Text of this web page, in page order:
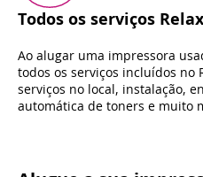
Todos os serviços
Ao alugar uma impressora
todos os serviços incluídos no
serviços no local, instalação,
automática de toners e muito